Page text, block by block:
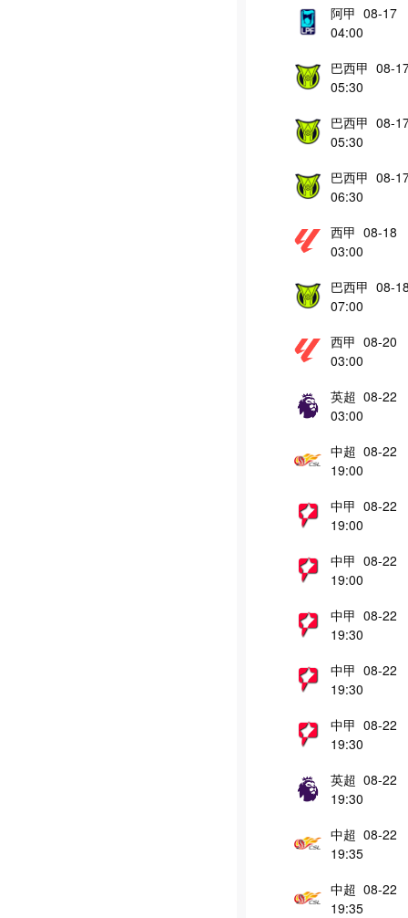
阿甲 08-17
04:00
巴西甲 08-
05:30
巴西甲 08-
05:30
巴西甲 08-
06:30
西甲 08-18
03:00
巴西甲 08-
07:00
西甲 08-20
03:00
英超 08-22
03:00
中超 08-22
19:00
中甲 08-22
19:00
中甲 08-22
19:00
中甲 08-22
19:30
中甲 08-22
19:30
中甲 08-22
19:30
英超 08-22
19:30
中超 08-22
19:35
中超 08-22
19:35